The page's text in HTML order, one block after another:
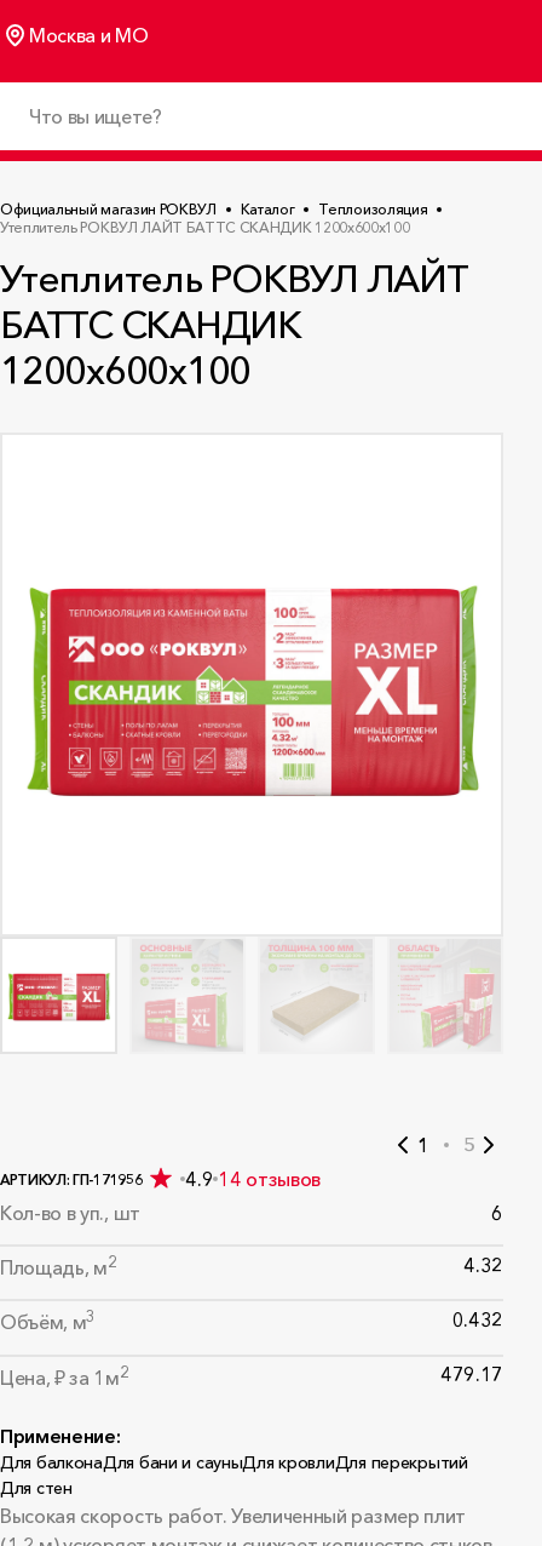
Москва и МО
Официальный магазин РОКВУЛ Каталог
Теплоизоляция
Утеплитель РОКВУЛ ЛАЙТ БАТТС СКАНДИК 1200x600x100
Утеплитель РОКВУЛ ЛАЙТ
БАТТС СКАНДИК
1200x600x100
1 5
АРТИКУЛ: ГП-171956 4.9 14 отзывов
Кол-во в уп., шт
6
Площадь, м2 4.32
Объём, м3 0.432
Цена, ₽ за 1м2 479.17
Применение:
Для балконаДля бани и сауныДля кровлиДля перекрытий
Для стен
Высокая скорость работ. Увеличенный размер плит